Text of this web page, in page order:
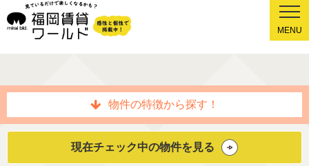
MENU
物件の特徴から探す！
現在チェック中の物件を見る